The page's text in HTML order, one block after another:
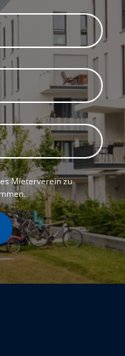
Mieterverein zu